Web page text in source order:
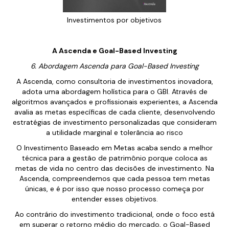
Investimentos por objetivos
A Ascenda e Goal-Based Investing
6. Abordagem Ascenda para Goal-Based Investing
A Ascenda, como consultoria de investimentos inovadora,
adota uma abordagem holística para o GBI. Através de
algoritmos avançados e profissionais experientes, a Ascenda
avalia as metas específicas de cada cliente, desenvolvendo
estratégias de investimento personalizadas que consideram
a utilidade marginal e tolerância ao risco
O Investimento Baseado em Metas acaba sendo a melhor
técnica para a gestão de patrimônio porque coloca as
metas de vida no centro das decisões de investimento. Na
Ascenda, compreendemos que cada pessoa tem metas
únicas, e é por isso que nosso processo começa por
entender esses objetivos.
Ao contrário do investimento tradicional, onde o foco está
em superar o retorno médio do mercado, o Goal-Based